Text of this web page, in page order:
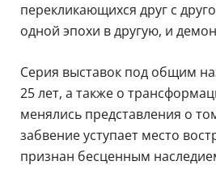
перекликающихся друг с
одной эпохи в другую, и
Серия выставок под общим
25 лет, а также о
менялись представления о
забвение уступает место
признан бесценным